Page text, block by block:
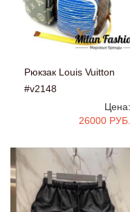
Рюкзак Louis Vuitton
#v2148
Цена:
26000 РУБ.